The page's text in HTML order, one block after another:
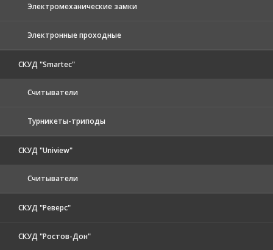
Электромеханические замки
Электронные проходные
СКУД "Smartec"
Считыватели
Турникеты-триподы
СКУД "Uniview"
Считыватели
СКУД "Реверс"
СКУД "Ростов-Дон"